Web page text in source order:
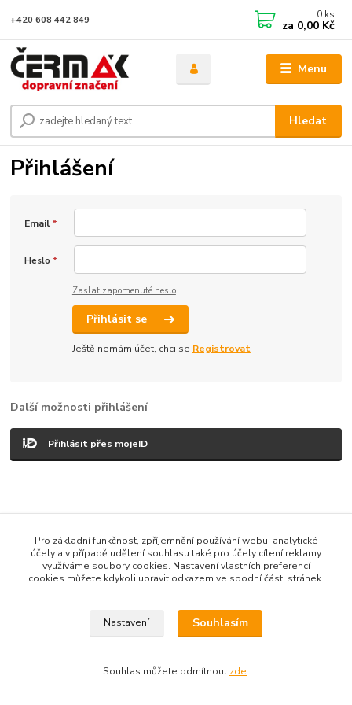
Menu
Hledat
+420 608 442 849 0 ks
za 0,00 Kč
Přihlášení
Email *
Heslo *
Zaslat zapomenuté heslo
Přihlásit se
Ještě nemám účet, chci se Registrovat
Další možnosti přihlášení
Přihlásit přes mojeID
Vytvořeno na Eshop-rychle.cz
Pro základní funkčnost, zpříjemnění používání webu, analytické
účely a v případě udělení souhlasu také pro účely cílení reklamy
využíváme soubory cookies. Nastavení vlastních preferencí
cookies můžete kdykoli upravit odkazem ve spodní části stránek.
Nastavení Souhlasím
Souhlas můžete odmítnout zde.